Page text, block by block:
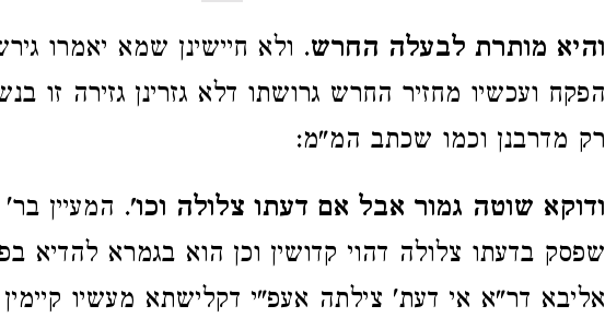
והיא מותרת לבעלה החרש. ולא חיישינן שמא יאמרו
הפקח ועכשיו מחזיר החרש גרושתו דלא גזרינן גזירה זו
רק מדרבנן וכמו שכתב המ"מ:
ודוקא שוטה גמור אבל אם דעתו צלולה וכו'. המעיין
שפסק בדעתו צלולה דהוי קדושין וכן הוא בגמרא להדיא
אליבא דר"א אי דעת' צילתה אעפ"י דקלישתא מעשיו קיימין